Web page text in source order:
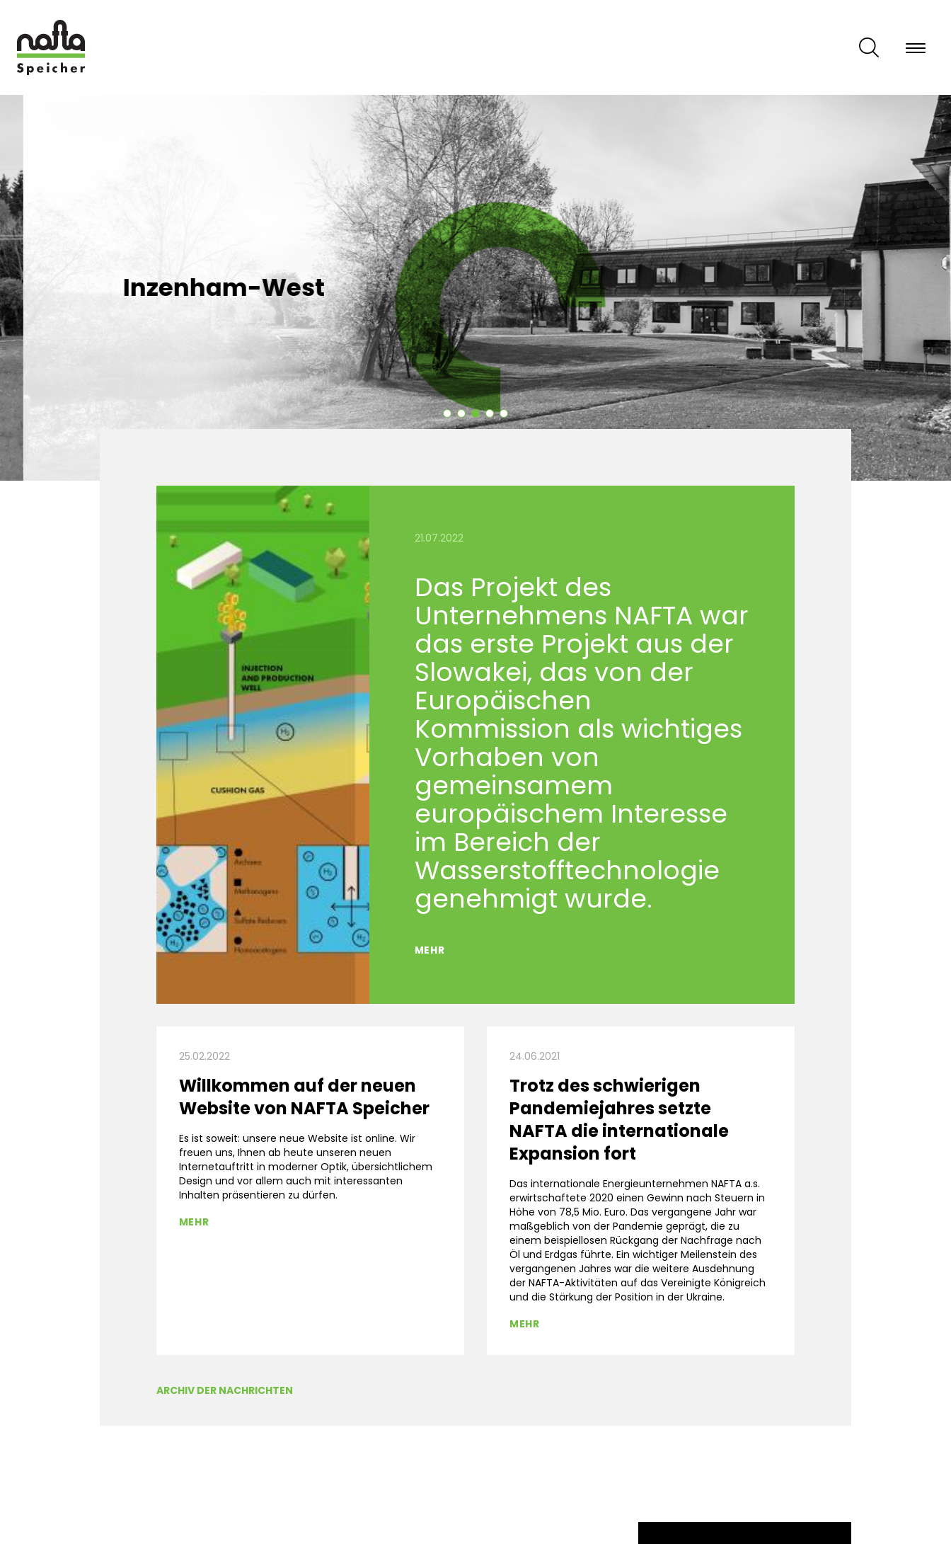
Inhalt
Inzenham-West
21.07.2022
Das Projekt des
Unternehmens NAFTA war
das erste Projekt aus der
Slowakei, das von der
Europäischen
Kommission als wichtiges
Vorhaben von
gemeinsamem
europäischem Interesse
im Bereich der
Wasserstofftechnologie
genehmigt wurde.
MEHR
25.02.2022
Willkommen auf der neuen
Website von NAFTA Speicher
Es ist soweit: unsere neue Website ist online. Wir
freuen uns, Ihnen ab heute unseren neuen
Internetauftritt in moderner Optik, übersichtlichem
Design und vor allem auch mit interessanten
Inhalten präsentieren zu dürfen.
MEHR
24.06.2021
Trotz des schwierigen
Pandemiejahres setzte
NAFTA die internationale
Expansion fort
Das internationale Energieunternehmen NAFTA a.s.
erwirtschaftete 2020 einen Gewinn nach Steuern in
Höhe von 78,5 Mio. Euro. Das vergangene Jahr war
maßgeblich von der Pandemie geprägt, die zu
einem beispiellosen Rückgang der Nachfrage nach
Öl und Erdgas führte. Ein wichtiger Meilenstein des
vergangenen Jahres war die weitere Ausdehnung
der NAFTA-Aktivitäten auf das Vereinigte Königreich
und die Stärkung der Position in der Ukraine.
MEHR
ARCHIV DER NACHRICHTEN